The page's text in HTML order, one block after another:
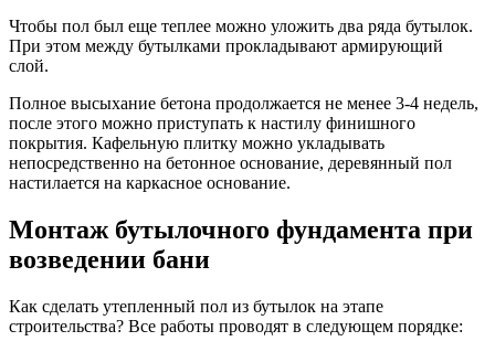
Чтобы пол был еще теплее можно уложить два ряда бутылок.
При этом между бутылками прокладывают армирующий
слой.
Полное высыхание бетона продолжается не менее 3-4 недель,
после этого можно приступать к настилу финишного
покрытия. Кафельную плитку можно укладывать
непосредственно на бетонное основание, деревянный пол
настилается на каркасное основание.
Монтаж бутылочного фундамента при
возведении бани
Как сделать утепленный пол из бутылок на этапе
строительства? Все работы проводят в следующем порядке: